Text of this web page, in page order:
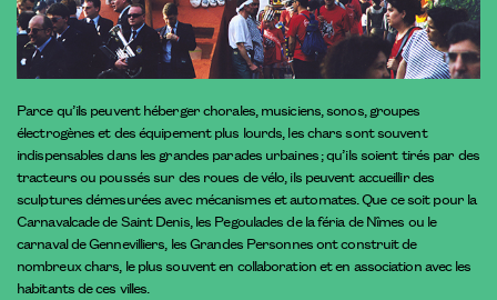
Parce qu’ils peuvent héberger chorales, musiciens, sonos, groupes
électrogènes et des équipement plus lourds, les chars sont souvent
indispensables dans les grandes parades urbaines ; qu’ils soient tirés par des
tracteurs ou poussés sur des roues de vélo, ils peuvent accueillir des
sculptures démesurées avec mécanismes et automates. Que ce soit pour la
Carnavalcade de Saint Denis, les Pegoulades de la féria de Nîmes ou le
carnaval de Gennevilliers, les Grandes Personnes ont construit de
nombreux chars, le plus souvent en collaboration et en association avec les
habitants de ces villes.